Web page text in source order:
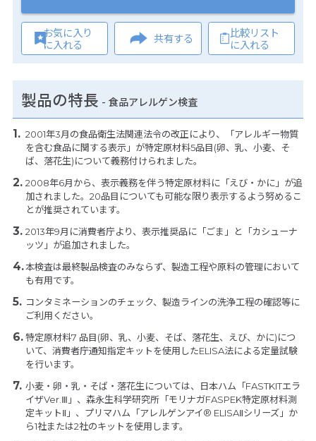
お気に入り
に入れる
共有する
比較リスト
に入れる
製品の特長 - 食品アレルゲン検査
2001年3月の食品衛生法関連法令の改正により、「アレルギー物質
を含む食品に関する表示」が特定原材料5品目(卵、乳、小麦、そ
ば、落花生)について義務付けられました。
2008年6月から、表示義務を伴う特定原材料に「えび・かに」が追
加されました。20品目についても可能な限り表示するよう努めるこ
とが推奨されています。
2013年9月に消費者庁より、表示推奨品に「ごま」と「カシューナ
ッツ」が追加されました。
本検査は最終製品検査のみならず、製造工程や原料の管理において
も有用です。
コンタミネーションのチェック、製造ラインの洗浄工程の確認等に
ご利用ください。
特定原材料7 品目(卵、乳、小麦、そば、落花生、えび、かに)につ
いて、消費者庁通知指定キットを使用したELISA法による定量試験
を行います。
小麦・卵・乳・そば・落花生については、日本ハム「FASTKITエラ
イザVer.Ⅲ」、森永生科学研究所「モリナガFASPEK特定原材料測
定キットⅡ」、プリマハム「アレルゲンアイ® ELISAⅡシリーズ」か
ら1社または2社のキットを使用します。